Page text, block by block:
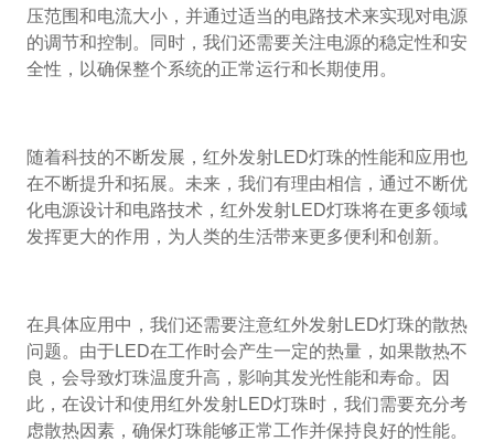
压范围和电流大小，并通过适当的电路技术来实现对电源
的调节和控制。同时，我们还需要关注电源的稳定性和安
全性，以确保整个系统的正常运行和长期使用。
随着科技的不断发展，红外发射LED灯珠的性能和应用也
在不断提升和拓展。未来，我们有理由相信，通过不断优
化电源设计和电路技术，红外发射LED灯珠将在更多领域
发挥更大的作用，为人类的生活带来更多便利和创新。
在具体应用中，我们还需要注意红外发射LED灯珠的散热
问题。由于LED在工作时会产生一定的热量，如果散热不
良，会导致灯珠温度升高，影响其发光性能和寿命。因
此，在设计和使用红外发射LED灯珠时，我们需要充分考
虑散热因素，确保灯珠能够正常工作并保持良好的性能。